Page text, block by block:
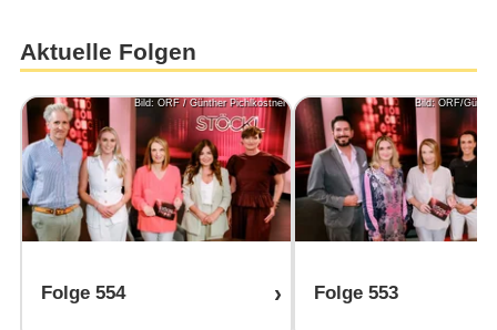
Aktuelle Folgen
Bild: ORF / Günther Pichlkostner
Folge 554
Bild: ORF/
Folge 553